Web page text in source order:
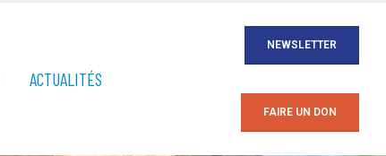
ACTUALITÉS
NEWSLETTER
FAIRE UN DON